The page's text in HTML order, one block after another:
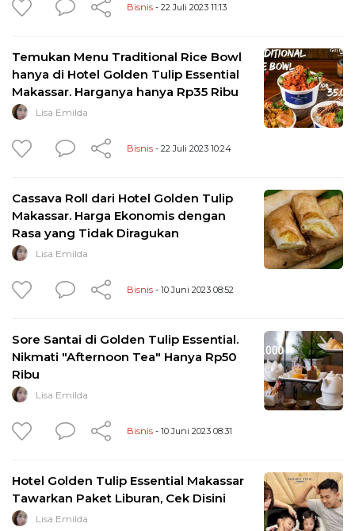
Bisnis - 22 Juli 2023 11:13
Temukan Menu Traditional Rice Bowl
hanya di Hotel Golden Tulip Essential
Makassar. Harganya hanya Rp35 Ribu
Lisa Emilda
Bisnis - 22 Juli 2023 10:24
Cassava Roll dari Hotel Golden Tulip
Makassar. Harga Ekonomis dengan
Rasa yang Tidak Diragukan
Lisa Emilda
Bisnis - 10 Juni 2023 08:52
Sore Santai di Golden Tulip Essential.
Nikmati "Afternoon Tea" Hanya Rp50
Ribu
Lisa Emilda
Bisnis - 10 Juni 2023 08:31
Hotel Golden Tulip Essential Makassar
Tawarkan Paket Liburan, Cek Disini
Lisa Emilda